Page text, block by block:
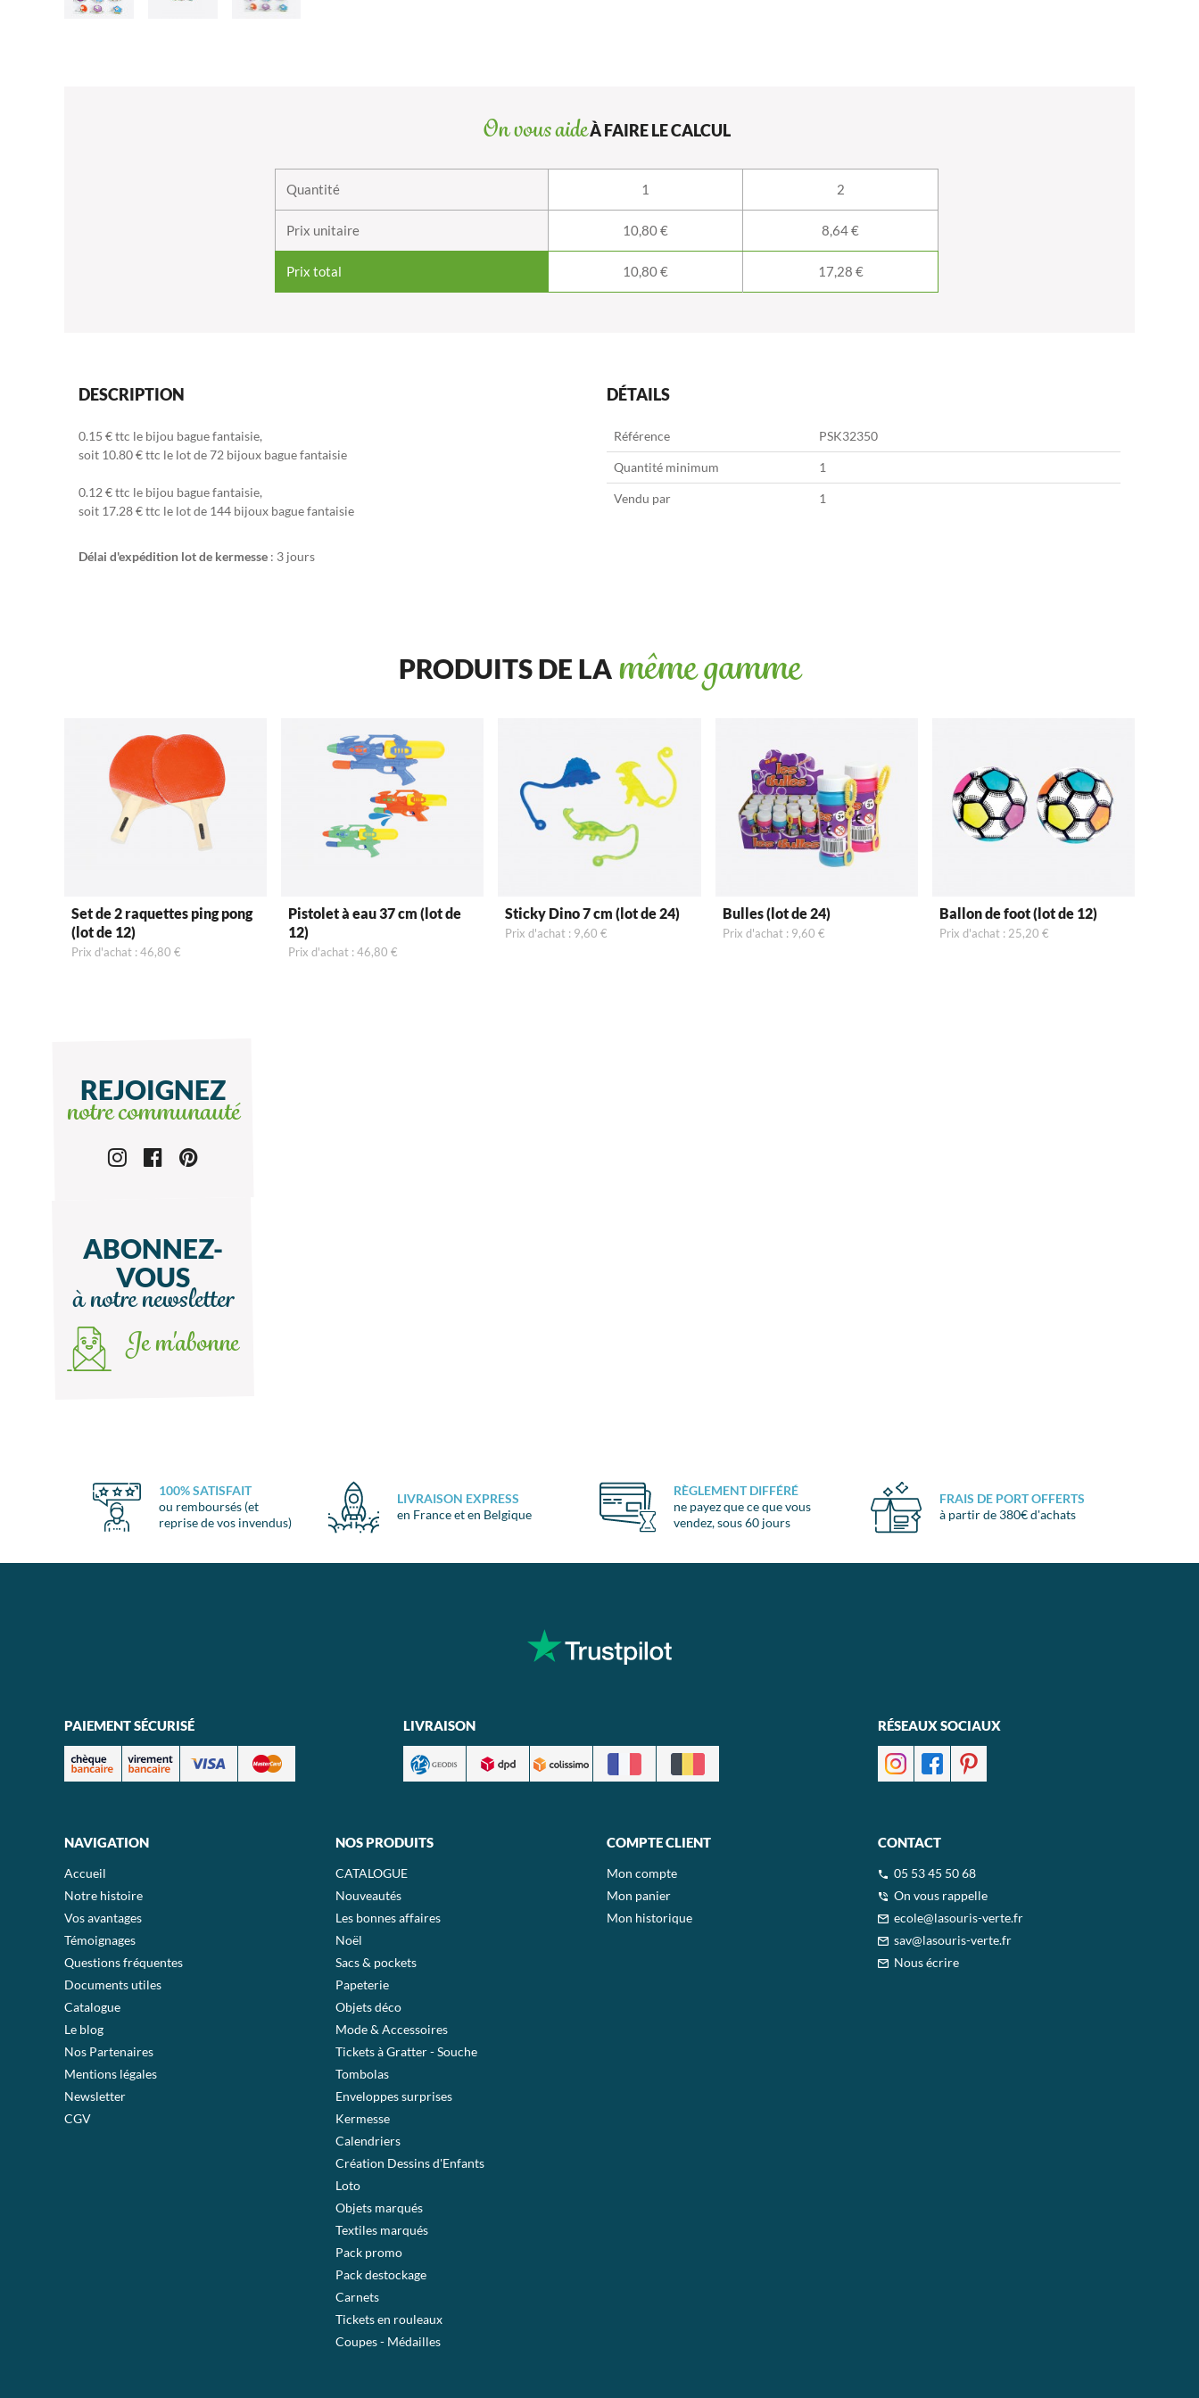
On vous aideÀ FAIRE LE CALCUL
Quantité 1 2
Prix unitaire 10,80 € 8,64 €
Prix total 10,80 € 17,28 €
DESCRIPTION
0.15 € ttc le bijou bague fantaisie,
soit 10.80 € ttc le lot de 72 bijoux bague fantaisie
0.12 € ttc le bijou bague fantaisie,
soit 17.28 € ttc le lot de 144 bijoux bague fantaisie
Délai d'expédition lot de kermesse : 3 jours
DÉTAILS
Référence PSK32350
Quantité minimum 1
Vendu par 1
PRODUITS DE LA même gamme
Set de 2 raquettes ping pong
(lot de 12)
Prix d'achat : 46,80 €
Pistolet à eau 37 cm (lot de
12)
Prix d'achat : 46,80 €
Sticky Dino 7 cm (lot de 24)
Prix d'achat : 9,60 €
Bulles (lot de 24)
Prix d'achat : 9,60 €
Ballon de foot (lot de 12)
Prix d'achat : 25,20 €
REJOIGNEZ
notre communauté
ABONNEZ-
VOUS
à notre newsletter
Je m'abonne
100% SATISFAIT
ou remboursés (et
reprise de vos invendus)
LIVRAISON EXPRESS
en France et en Belgique
RÈGLEMENT DIFFÉRÉ
ne payez que ce que vous
vendez, sous 60 jours
FRAIS DE PORT OFFERTS
à partir de 380€ d'achats
PAIEMENT SÉCURISÉ LIVRAISON RÉSEAUX SOCIAUX
NAVIGATION
Accueil
Notre histoire
Vos avantages
Témoignages
Questions fréquentes
Documents utiles
Catalogue
Le blog
Nos Partenaires
Mentions légales
Newsletter
CGV
NOS PRODUITS
CATALOGUE
Nouveautés
Les bonnes affaires
Noël
Sacs & pockets
Papeterie
Objets déco
Mode & Accessoires
Tickets à Gratter - Souche
Tombolas
Enveloppes surprises
Kermesse
Calendriers
Création Dessins d'Enfants
Loto
Objets marqués
Textiles marqués
Pack promo
Pack destockage
Carnets
Tickets en rouleaux
Coupes - Médailles
COMPTE CLIENT
Mon compte
Mon panier
Mon historique
CONTACT
05 53 45 50 68
On vous rappelle
ecole@lasouris-verte.fr
sav@lasouris-verte.fr
Nous écrire